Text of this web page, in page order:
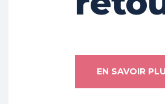
EN SAVOIR